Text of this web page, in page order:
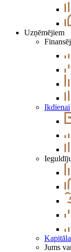
Uzņēmējiem
Ikdienai
Jums